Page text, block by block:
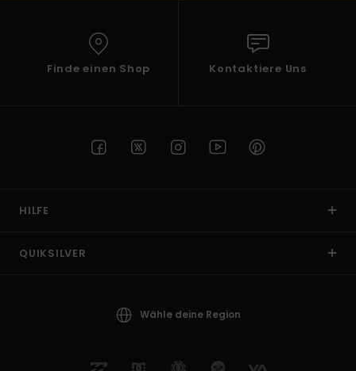
Finde einen Shop Kontaktiere Uns
HILFE
QUIKSILVER
Wähle deine Region